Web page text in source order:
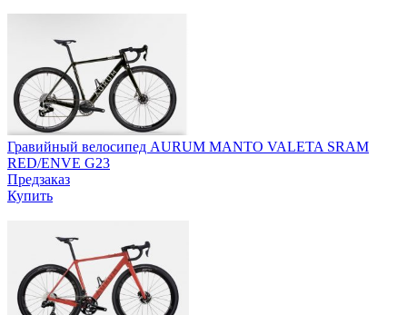
Гравийный велосипед AURUM MANTO VALETA SRAM
RED/ENVE G23
Предзаказ
Купить